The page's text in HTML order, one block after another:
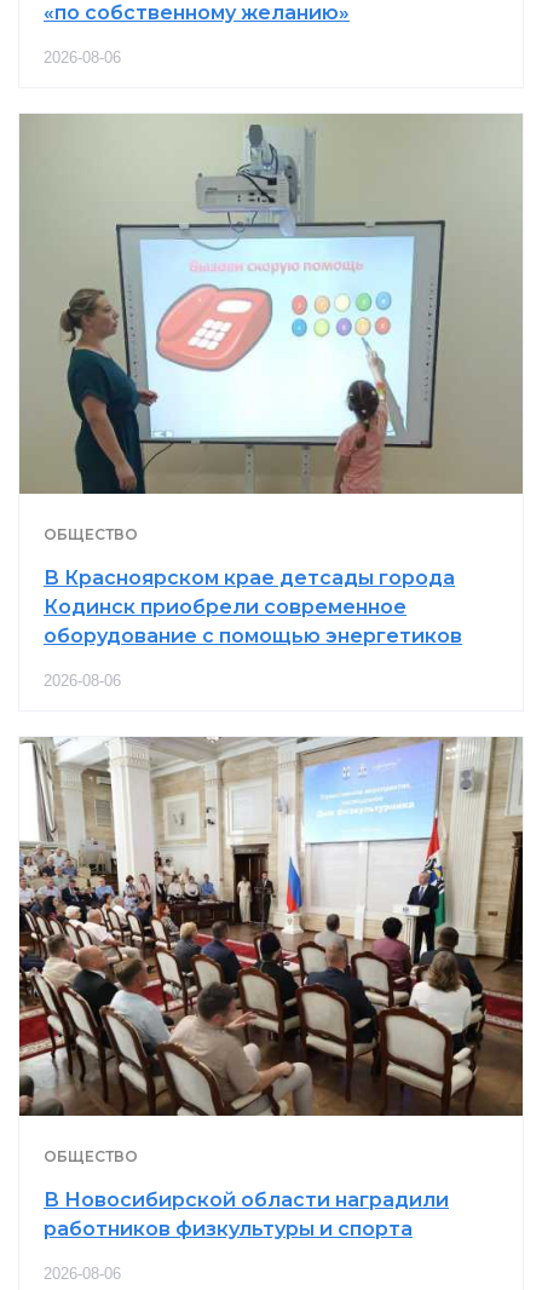
«по собственному желанию»
2026-08-06
ОБЩЕСТВО
В Красноярском крае детсады города
Кодинск приобрели современное
оборудование с помощью энергетиков
2026-08-06
ОБЩЕСТВО
В Новосибирской области наградили
работников физкультуры и спорта
2026-08-06